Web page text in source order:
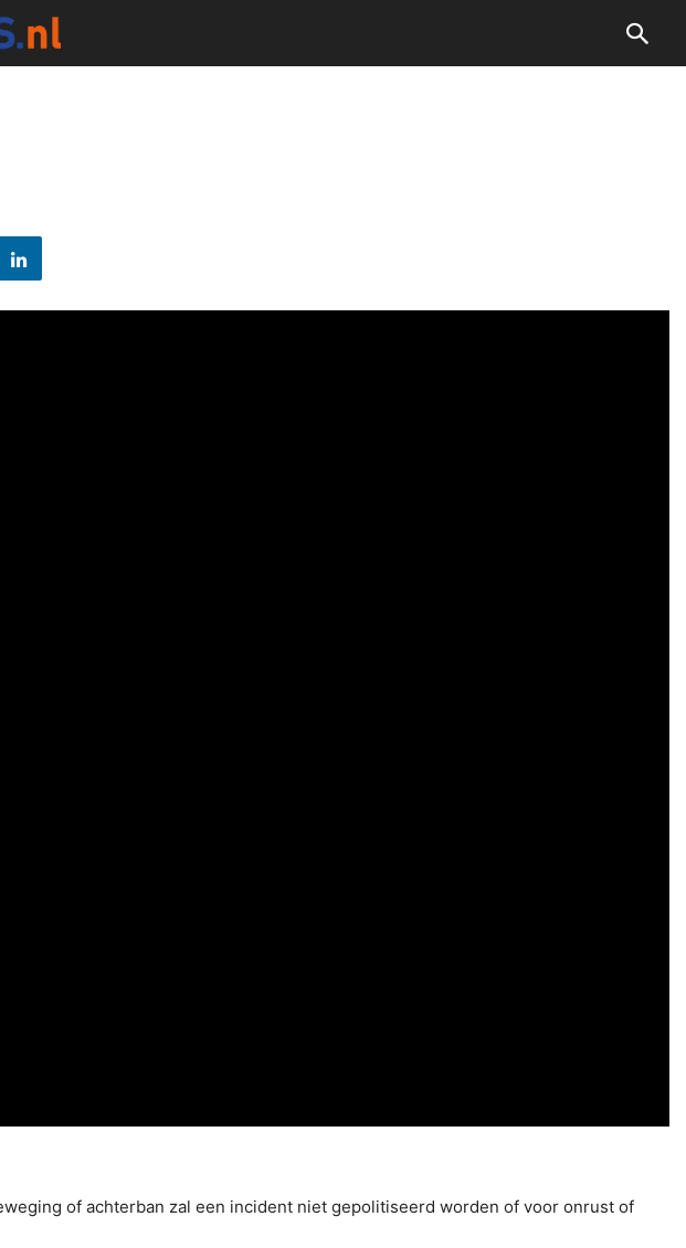
of achterban zal een incident niet gepolitiseerd worden of voor onrust of